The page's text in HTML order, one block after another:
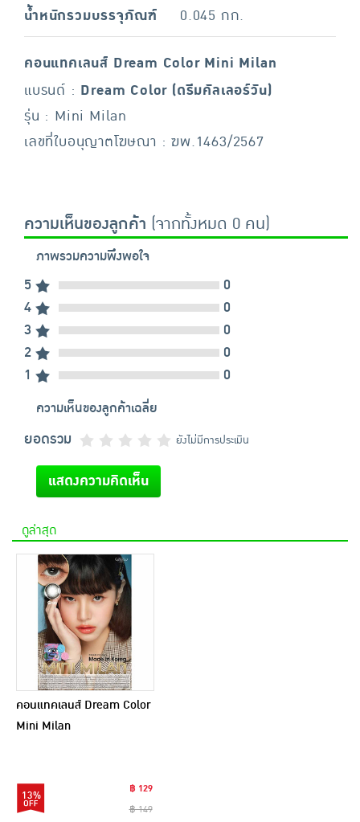
น้ำหนักรวมบรรจุภัณฑ์ 0.045 กก.
คอนแทคเลนส์ Dream Color Mini Milan
แบรนด์ : Dream Color (ดรีมคัลเลอร์วัน)
รุ่น : Mini Milan
เลขที่ใบอนุญาตโฆษณา : ฆพ.1463/2567
ความเห็นของลูกค้า (จากทั้งหมด 0 คน)
ภาพรวมความพึงพอใจ
5
0
4
0
3
0
2
0
1
0
ความเห็นของลูกค้าเฉลี่ย
ยอดรวม ยังไม่มีการประเมิน
แสดงความคิดเห็น
ดูล่าสุด
คอนแทคเลนส์ Dream Color
Mini Milan
13%
฿ 129
฿ 149